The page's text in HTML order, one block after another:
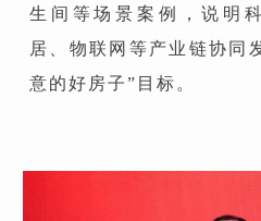
生间等场景案例，说明
居、物联网等产业链协同
意的好房子”目标。